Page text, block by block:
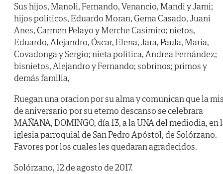
Sus hijos, Manoli, Fernando, Venancio, Mandi y Jami;
hijos politicos, Eduardo Moran, Gema Casado, Juani
Anes, Carmen Pelayo y Merche Casimiro; nietos,
Eduardo, Alejandro, Óscar, Elena, Jara, Paula, María,
Covadonga y Sergio; nieta politica, Andrea Fernández;
bisnietos, Alejandro y Fernando; sobrinos; primos y
demás familia,
Ruegan una oracion por su alma y comunican que la
de aniversario por su eterno descanso se celebrara
MAÑANA, DOMINGO, día 13, a la UNA del mediodia, en
iglesia parroquial de San Pedro Apóstol, de Solórzano.
Favores por los cuales les quedaran agradecidos.
Solórzano, 12 de agosto de 2017.